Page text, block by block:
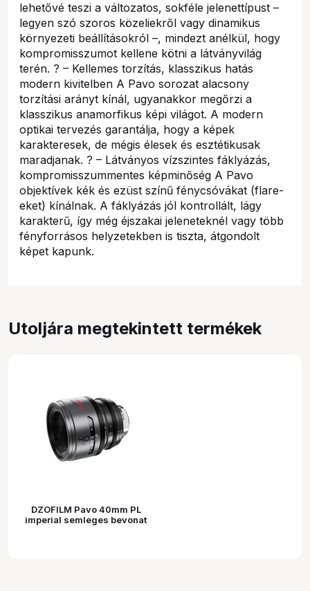
lehetővé teszi a változatos, sokféle jelenettípust –
legyen szó szoros közeliekről vagy dinamikus
környezeti beállításokról –, mindezt anélkül, hogy
kompromisszumot kellene kötni a látványvilág
terén. ? – Kellemes torzítás, klasszikus hatás
modern kivitelben A Pavo sorozat alacsony
torzítási arányt kínál, ugyanakkor megőrzi a
klasszikus anamorfikus képi világot. A modern
optikai tervezés garantálja, hogy a képek
karakteresek, de mégis élesek és esztétikusak
maradjanak. ? – Látványos vízszintes fáklyázás,
kompromisszummentes képminőség A Pavo
objektívek kék és ezüst színű fénycsóvákat (flare-
eket) kínálnak. A fáklyázás jól kontrollált, lágy
karakterű, így még éjszakai jeleneteknél vagy több
fényforrásos helyzetekben is tiszta, átgondolt
képet kapunk.
Utoljára megtekintett termékek
DZOFILM Pavo 40mm PL
imperial semleges bevonat